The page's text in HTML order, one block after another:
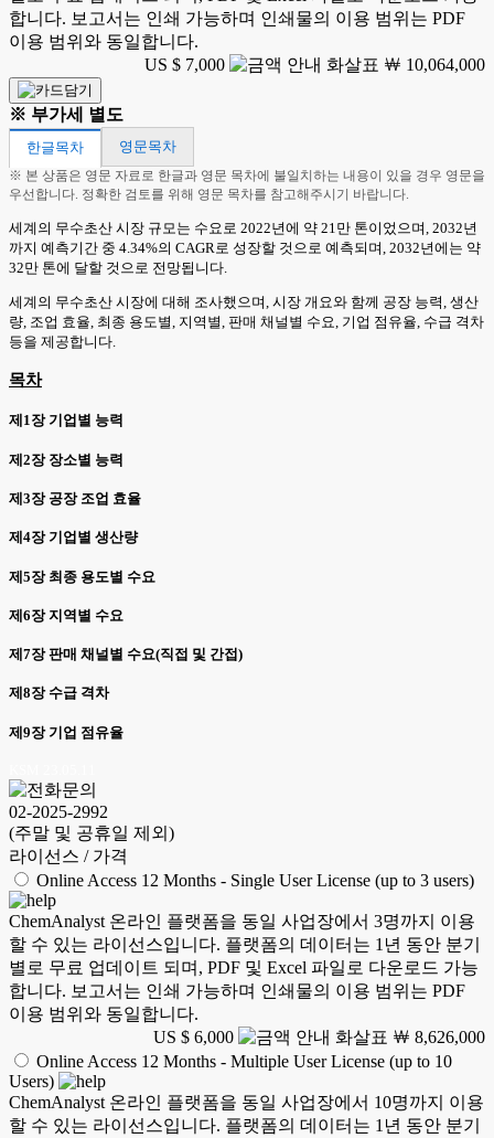
합니다. 보고서는 인쇄 가능하며 인쇄물의 이용 범위는 PDF
이용 범위와 동일합니다.
US $ 7,000
￦ 10,064,000
※ 부가세 별도
한글목차 영문목차
※ 본 상품은 영문 자료로 한글과 영문 목차에 불일치하는 내용이 있을 경우 영문을
우선합니다. 정확한 검토를 위해 영문 목차를 참고해주시기 바랍니다.
세계의 무수초산 시장 규모는 수요로 2022년에 약 21만 톤이었으며, 2032년
까지 예측기간 중 4.34%의 CAGR로 성장할 것으로 예측되며, 2032년에는 약
32만 톤에 달할 것으로 전망됩니다.
세계의 무수초산 시장에 대해 조사했으며, 시장 개요와 함께 공장 능력, 생산
량, 조업 효율, 최종 용도별, 지역별, 판매 채널별 수요, 기업 점유율, 수급 격차
등을 제공합니다.
목차
제1장 기업별 능력
제2장 장소별 능력
제3장 공장 조업 효율
제4장 기업별 생산량
제5장 최종 용도별 수요
제6장 지역별 수요
제7장 판매 채널별 수요(직접 및 간접)
제8장 수급 격차
제9장 기업 점유율
02-2025-2992
(주말 및 공휴일 제외)
라이선스 / 가격
Online Access 12 Months - Single User License (up to 3 users)
ChemAnalyst 온라인 플랫폼을 동일 사업장에서 3명까지 이용
할 수 있는 라이선스입니다. 플랫폼의 데이터는 1년 동안 분기
별로 무료 업데이트 되며, PDF 및 Excel 파일로 다운로드 가능
합니다. 보고서는 인쇄 가능하며 인쇄물의 이용 범위는 PDF
이용 범위와 동일합니다.
US $ 6,000
￦ 8,626,000
Online Access 12 Months - Multiple User License (up to 10
Users)
ChemAnalyst 온라인 플랫폼을 동일 사업장에서 10명까지 이용
할 수 있는 라이선스입니다. 플랫폼의 데이터는 1년 동안 분기